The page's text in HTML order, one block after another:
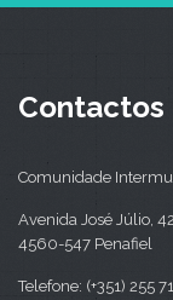
Contactos
Comunidade
Avenida José Júlio, 42
4560-547 Penafiel
Telefone: (+351) 255